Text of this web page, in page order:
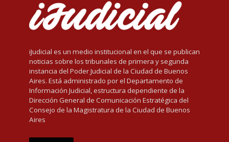
iJudicial es un medio institucional en el que se publican
noticias sobre los tribunales de primera y segunda
instancia del Poder Judicial de la Ciudad de Buenos
Aires. Está administrado por el Departamento de
Información Judicial, estructura dependiente de la
Dirección General de Comunicación Estratégica del
Consejo de la Magistratura de la Ciudad de Buenos
Aires